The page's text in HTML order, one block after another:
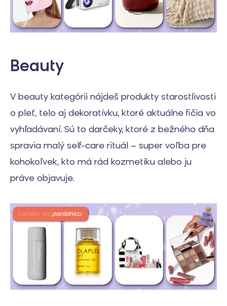
Beauty
V beauty kategórii nájdeš produkty starostlivosti
o pleť, telo aj dekoratívku, ktoré aktuálne fičia vo
vyhľadávaní. Sú to darčeky, ktoré z bežného dňa
spravia malý self-care rituál – super voľba pre
kohokoľvek, kto má rád kozmetiku alebo ju
práve objavuje.